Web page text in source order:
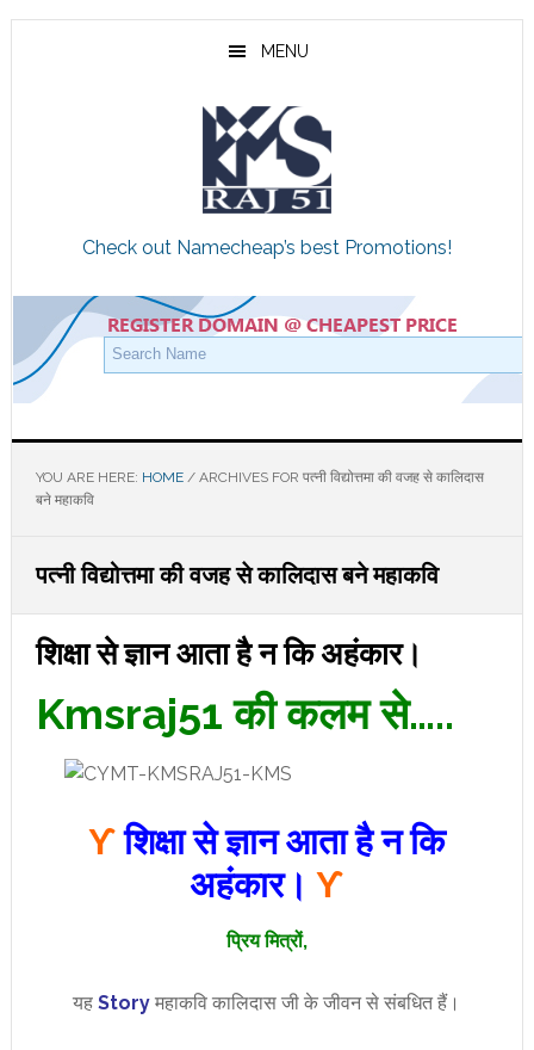
Skip
Skip
Skip
MENU
Check out Namecheap’s best Promotions!
YOU ARE HERE: HOME /ARCHIVES FOR पत्नी विद्योत्तमा की वजह से कालिदास
बने महाकवि
पत्नी विद्योत्तमा की वजह से कालिदास बने महाकवि
शिक्षा से ज्ञान आता है न कि अहंकार।
Kmsraj51 की कलम से…..
ϒशिक्षा से ज्ञान आता है न कि
अहंकार।ϒ
प्रिय मित्रों,
यहStory महाकवि कालिदास जी के जीवन से संबधित हैं।